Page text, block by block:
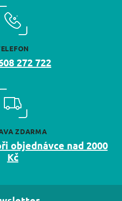
272 722
ZDARMA
objednávce nad 2000
Kč